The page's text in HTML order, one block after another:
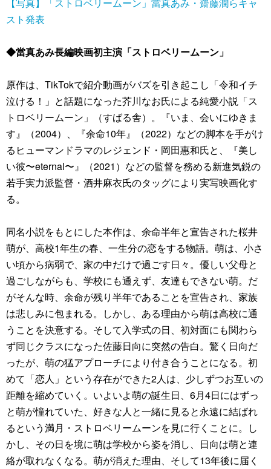
スト発表
◆當真あみ長編映画初主演「ストロベリームーン」
原作は、TikTokで紹介動画がバズを引き起こし「令和イチ
泣ける！」と話題になった芥川なお氏による純愛小説「ス
トロベリームーン」（すばる舎）。『いま、会いにゆきま
す』（2004）、『余命10年』（2022）などの脚本を手がけ
るヒューマンドラマのレジェンド・岡田惠和氏と、『美し
い彼〜eternal〜』（2021）などの監督を務める新進気鋭の
若手実力派監督・酒井麻衣氏のタッグにより実写映画化す
る。
同名小説をもとにした本作は、余命半年と宣告された桜井
萌が、高校1年生の春、一生分の恋をする物語。萌は、小さ
い頃から病弱で、家の中だけで過ごす日々。優しい父母と
過ごしながらも、学校にも通えず、友達もできない萌。だ
がそんな時、余命が残り半年であることを宣告され、家族
は悲しみに包まれる。しかし、ある理由から萌は高校に通
うことを決意する。そして入学式の日、初対面にも関わら
ず同じクラスになった佐藤日向に突然の告白。驚く日向だ
ったが、萌の猛アプローチにより付き合うことになる。初
めて「恋人」という存在ができた2人は、少しずつお互いの
距離を縮めていく。いよいよ萌の誕生日、6月4日にはずっ
と萌が憧れていた、好きな人と一緒に見ると永遠に結ばれ
るという満月・ストロベリームーンを見に行くことに。し
かし、その日を境に萌は学校から姿を消し、日向は萌と連
絡が取れなくなる。萌が消えた理由、そして13年後に届く